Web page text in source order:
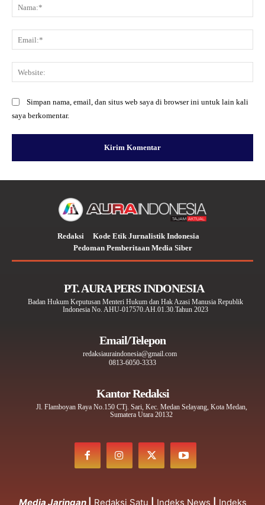
Simpan nama, email, dan situs web saya di browser ini untuk lain kali
saya berkomentar.
Redaksi
Kode Etik Jurnalistik Indonesia
Pedoman Pemberitaan Media Siber
PT. AURA PERS INDONESIA
Badan Hukum Keputusan Menteri Hukum dan Hak Azasi Manusia Republik
Indonesia No. AHU-017570.AH.01.30.Tahun 2023
Email/Telepon
redaksiauraindonesia@gmail.com
0813-6050-3333
Kantor Redaksi
Jl. Flamboyan Raya No.150 CTj. Sari, Kec. Medan Selayang, Kota Medan,
Sumatera Utara 20132
Media Jaringan Redaksi Satu Indeks News Indeks